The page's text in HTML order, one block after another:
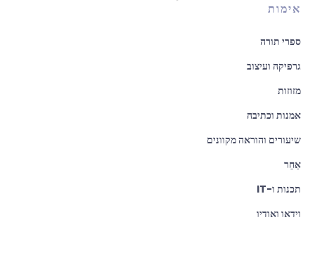
אימות
ספרי תורה
גרפיקה ועיצוב
מזוזות
אמנות וכתיבה
שיעורים והוראה מקוונים
אַחֵר
תכנות ו-IT
וידאו ואודיו